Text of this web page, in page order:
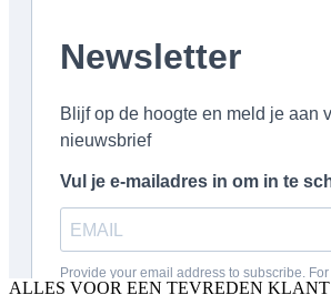
ALLES VOOR EEN TEVREDEN KLANT